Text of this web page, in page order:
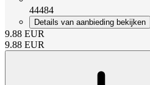
44484
Details van aanbieding bekijken
9.88 EUR
9.88 EUR